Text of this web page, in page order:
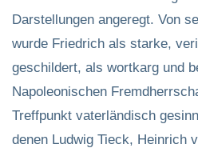
Darstellungen angeregt. Von
wurde Friedrich als starke,
geschildert, als wortkarg und
Napoleonischen
Treffpunkt vaterländisch
denen Ludwig Tieck, Heinrich